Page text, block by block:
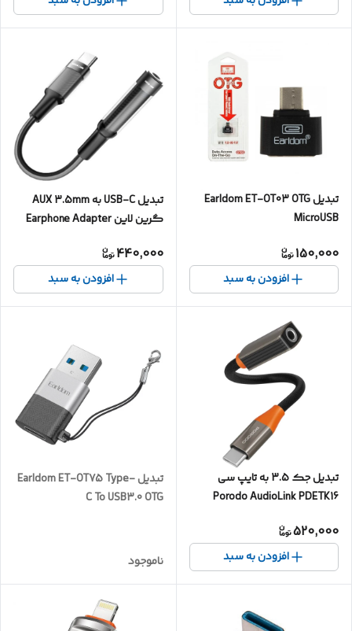
تبدیل Earldom ET-OT03 OTG
MicroUSB
150,000
افزودن به سبد
تبدیل USB-C به AUX 3.5mm
گرین لاین Earphone Adapter
440,000
افزودن به سبد
تبدیل جک 3.5 به تایپ سی
Porodo AudioLink PDETK16
520,000
افزودن به سبد
تبدیل Earldom ET-OT75 Type-
C To USB3.0 OTG
ناموجود